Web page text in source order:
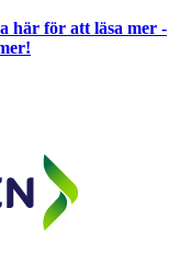
här för att läsa mer -